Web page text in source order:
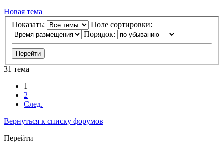
Новая тема
Показать:
Поле сортировки:
Порядок:
31 тема
1
2
След.
Вернуться к списку форумов
Перейти